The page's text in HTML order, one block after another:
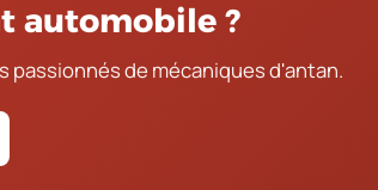
automobile ?
passionnés de mécaniques d'antan.